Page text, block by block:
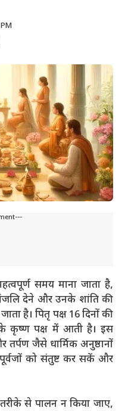
समय माना जाता है,
देने और उनके शांति की
है। पितृ पक्ष 16 दिनों की
के कृष्ण पक्ष में आती है। इस
तर्पण जैसे धार्मिक अनुष्ठानों
को संतुष्ट कर सकें और
से पालन न किया जाए,